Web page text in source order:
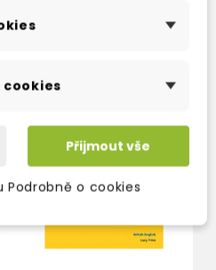
Přijmout vše
Podrobně o cookies